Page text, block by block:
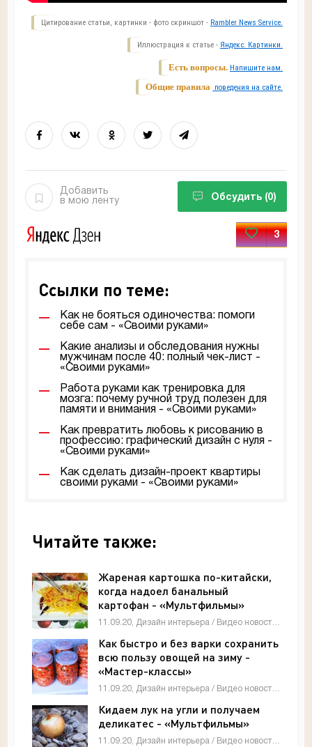
Цитирование статьи, картинки - фото скриншот - Rambler News Service.
Иллюстрация к статье - Яндекс. Картинки.
Есть вопросы. Напишите нам.
Общие правила поведения на сайте.
Добавить
в мою ленту
Обсудить (0)
3
Ссылки по теме:
Как не бояться одиночества: помоги
себе сам - «Своими руками»
Какие анализы и обследования нужны
мужчинам после 40: полный чек-лист -
«Своими руками»
Работа руками как тренировка для
мозга: почему ручной труд полезен для
памяти и внимания - «Своими руками»
Как превратить любовь к рисованию в
профессию: графический дизайн с нуля -
«Своими руками»
Как сделать дизайн-проект квартиры
своими руками - «Своими руками»
Читайте также:
Жареная картошка по-китайски,
когда надоел банальный
картофан - «Мультфильмы»
11.09.20, Дизайн интерьера / Видео новости / Мастер-классы
Как быстро и без варки сохранить
всю пользу овощей на зиму -
«Мастер-классы»
11.09.20, Дизайн интерьера / Видео новости / Мастер-классы
Кидаем лук на угли и получаем
деликатес - «Мультфильмы»
11.09.20, Дизайн интерьера / Видео новости / Мастер-классы